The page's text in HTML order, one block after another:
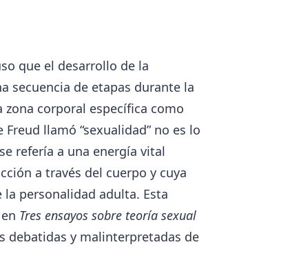
que el desarrollo de la
secuencia de etapas durante la
corporal específica como
llamó “sexualidad” no es lo
refería a una energía vital
a través del cuerpo y cuya
personalidad adulta. Esta
Tres ensayos sobre teoría sexual
debatidas y malinterpretadas de